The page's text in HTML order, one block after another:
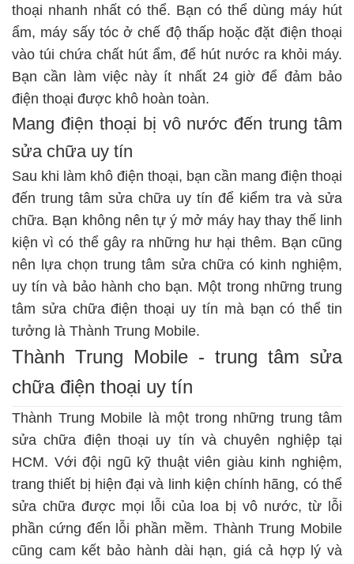
thoại nhanh nhất có thể. Bạn có thể dùng máy hút
ẩm, máy sấy tóc ở chế độ thấp hoặc đặt điện thoại
vào túi chứa chất hút ẩm, để hút nước ra khỏi máy.
Bạn cần làm việc này ít nhất 24 giờ để đảm bảo
điện thoại được khô hoàn toàn.
Mang điện thoại bị vô nước đến trung tâm
sửa chữa uy tín
Sau khi làm khô điện thoại, bạn cần mang điện thoại
đến trung tâm sửa chữa uy tín để kiểm tra và sửa
chữa. Bạn không nên tự ý mở máy hay thay thế linh
kiện vì có thể gây ra những hư hại thêm. Bạn cũng
nên lựa chọn trung tâm sửa chữa có kinh nghiệm,
uy tín và bảo hành cho bạn. Một trong những trung
tâm sửa chữa điện thoại uy tín mà bạn có thể tin
tưởng là Thành Trung Mobile.
Thành Trung Mobile - trung tâm sửa
chữa điện thoại uy tín
Thành Trung Mobile là một trong những trung tâm
sửa chữa điện thoại uy tín và chuyên nghiệp tại
HCM. Với đội ngũ kỹ thuật viên giàu kinh nghiệm,
trang thiết bị hiện đại và linh kiện chính hãng, có thể
sửa chữa được mọi lỗi của loa bị vô nước, từ lỗi
phần cứng đến lỗi phần mềm. Thành Trung Mobile
cũng cam kết bảo hành dài hạn, giá cả hợp lý và